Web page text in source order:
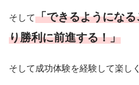
そして「できるようにな
り勝利に前進する！」
そして成功体験を経験して楽し